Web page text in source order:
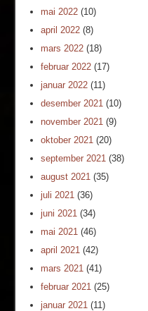
mai 2022 (10)
april 2022 (8)
mars 2022 (18)
februar 2022 (17)
januar 2022 (11)
desember 2021 (10)
november 2021 (9)
oktober 2021 (20)
september 2021 (38)
august 2021 (35)
juli 2021 (36)
juni 2021 (34)
mai 2021 (46)
april 2021 (42)
mars 2021 (41)
februar 2021 (25)
januar 2021 (11)